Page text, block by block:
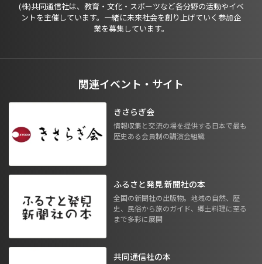
(株)共同通信社は、教育・文化・スポーツなど各分野の活動やイベ
ントを主催しています。一緒に未来社会を創り上げていく参加企
業を募集しています。
関連イベント・サイト
きさらぎ会
情報収集と交流の場を提供する日本で最も
歴史ある会員制の講演会組織
ふるさと発見 新聞社の本
全国の新聞社の出版物。地域の自然、歴
史、民俗から旅のガイド、郷土料理に至る
まで多彩に展開
共同通信社の本